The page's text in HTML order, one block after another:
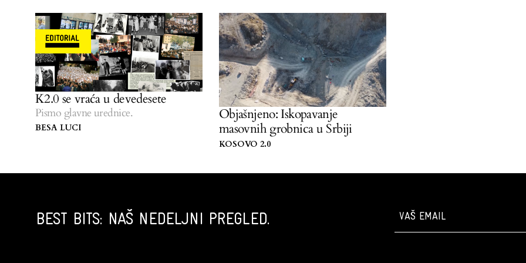
K2.0 se vraća u devedesete
Pismo glavne urednice.
BESA LUCI
Objašnjeno: Iskopavanje
masovnih grobnica u Srbiji
KOSOVO 2.0
BEST BITS: NAŠ NEDELJNI PREGLED.